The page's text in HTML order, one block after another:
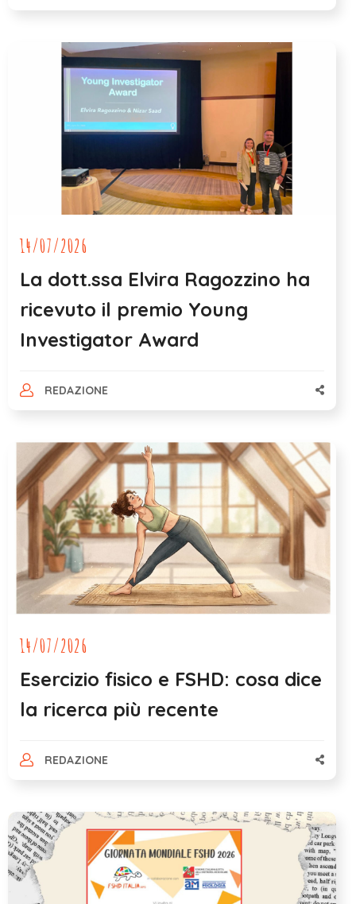
14/07/2026
La dott.ssa Elvira Ragozzino ha
ricevuto il premio Young
Investigator Award
REDAZIONE
14/07/2026
Esercizio fisico e FSHD: cosa dice
la ricerca più recente
REDAZIONE